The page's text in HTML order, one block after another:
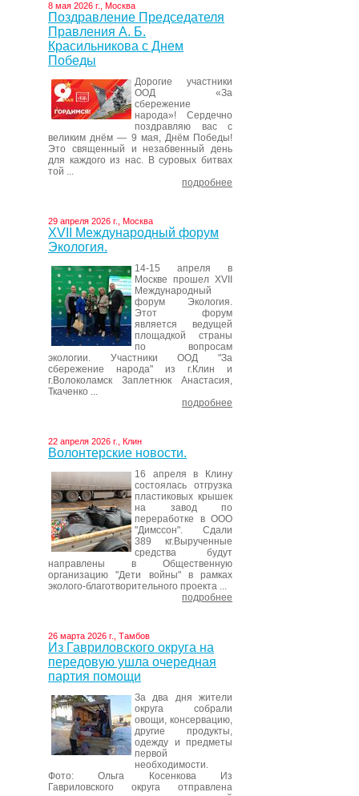
8 мая 2026 г., Москва
Поздравление Председателя
Правления А. Б.
Красильникова с Днем
Победы
Дорогие участники
ООД «За
сбережение
народа»! Сердечно
поздравляю вас с
великим днём — 9 мая, Днём Победы!
Это священный и незабвенный день
для каждого из нас. В суровых битвах
той ...
подробнее
29 апреля 2026 г., Москва
XVII Международный форум
Экология.
14-15 апреля в
Москве прошел XVII
Международный
форум Экология.
Этот форум
является ведущей
площадкой страны
по вопросам
экологии. Участники ООД "За
сбережение народа" из г.Клин и
г.Волоколамск Заплетнюк Анастасия,
Ткаченко ...
подробнее
22 апреля 2026 г., Клин
Волонтерские новости.
16 апреля в Клину
состоялась отгрузка
пластиковых крышек
на завод по
переработке в ООО
"Димссон". Сдали
389 кг.Вырученные
средства будут
направлены в Общественную
организацию "Дети войны" в рамках
эколого-благотворительного проекта ...
подробнее
26 марта 2026 г., Тамбов
Из Гавриловского округа на
передовую ушла очередная
партия помощи
За два дня жители
округа собрали
овощи, консервацию,
другие продукты,
одежду и предметы
первой
необходимости.
Фото: Ольга Косенкова Из
Гавриловского округа отправлена